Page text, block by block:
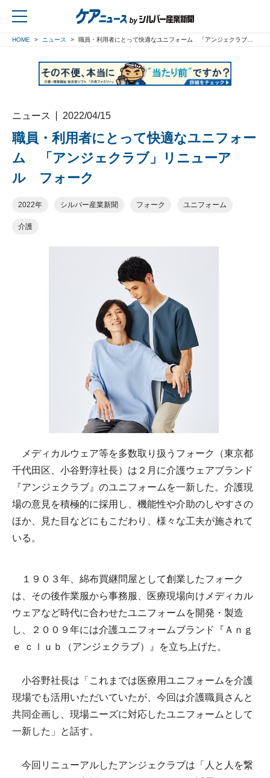
HOME ニュース 職員・利用者にとって快適なユニフォーム 「アンジェクラブ」リニューアル フォーク
ニュース 2022/04/15
職員・利用者にとって快適なユニフォー
ム 「アンジェクラブ」リニューア
ル フォーク
2022年 シルバー産業新聞 フォーク ユニフォーム
介護
メディカルウェア等を多数取り扱うフォーク（東京都
千代田区、小谷野淳社長）は２月に介護ウェアブランド
『アンジェクラブ』のユニフォームを一新した。介護現
場の意見を積極的に採用し、機能性や介助のしやすさの
ほか、見た目などにもこだわり、様々な工夫が施されて
いる。
１９０３年、綿布買継問屋として創業したフォーク
は、その後作業服から事務服、医療現場向けメディカル
ウェアなど時代に合わせたユニフォームを開発・製造
し、２００９年には介護ユニフォームブランド『Ａｎｇ
ｅ ｃｌｕｂ（アンジェクラブ）』を立ち上げた。
小谷野社長は「これまでは医療用ユニフォームを介護
現場でも活用いただいていたが、今回は介護職員さんと
共同企画し、現場ニーズに対応したユニフォームとして
一新した」と話す。
今回リニューアルしたアンジェクラブは「人と人を繋